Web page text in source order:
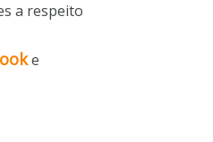
a respeito
e